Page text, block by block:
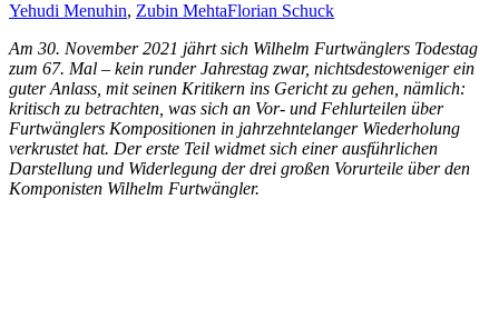
Yehudi Menuhin, Zubin MehtaFlorian Schuck
Am 30. November 2021 jährt sich Wilhelm Furtwänglers Todestag
zum 67. Mal – kein runder Jahrestag zwar, nichtsdestoweniger ein
guter Anlass, mit seinen Kritikern ins Gericht zu gehen, nämlich:
kritisch zu betrachten, was sich an Vor- und Fehlurteilen über
Furtwänglers Kompositionen in jahrzehntelanger Wiederholung
verkrustet hat. Der erste Teil widmet sich einer ausführlichen
Darstellung und Widerlegung der drei großen Vorurteile über den
Komponisten Wilhelm Furtwängler.